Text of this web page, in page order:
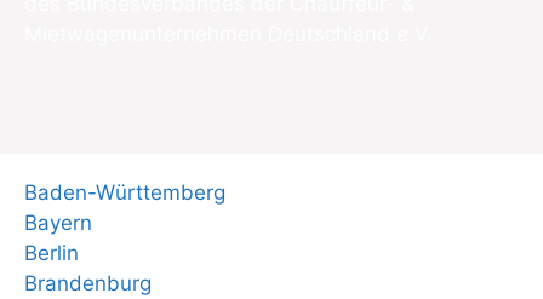
Baden-Württemberg
Bayern
Berlin
Brandenburg